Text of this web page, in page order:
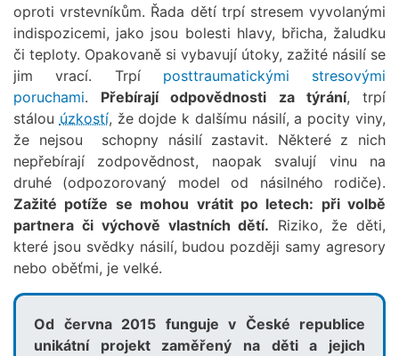
oproti vrstevníkům. Řada dětí trpí stresem vyvolanými
indispozicemi, jako jsou bolesti hlavy, břicha, žaludku
či teploty. Opakovaně si vybavují útoky, zažité násilí se
jim vrací. Trpí posttraumatickými stresovými
poruchami. Přebírají odpovědnosti za týrání, trpí
stálou úzkostí, že dojde k dalšímu násilí, a pocity viny,
že nejsou schopny násilí zastavit. Některé z nich
nepřebírají zodpovědnost, naopak svalují vinu na
druhé (odpozorovaný model od násilného rodiče).
Zažité potíže se mohou vrátit po letech: při volbě
partnera či výchově vlastních dětí. Riziko, že děti,
které jsou svědky násilí, budou později samy agresory
nebo oběťmi, je velké.
Od června 2015 funguje v České republice
unikátní projekt zaměřený na děti a jejich